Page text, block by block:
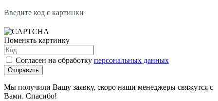
Введите код с картинки
Поменять картинку
Согласен на обработку персональных данных
Отправить
Мы получили Вашу заявку, скоро наши менеджеры свяжутся с
Вами. Спасибо!